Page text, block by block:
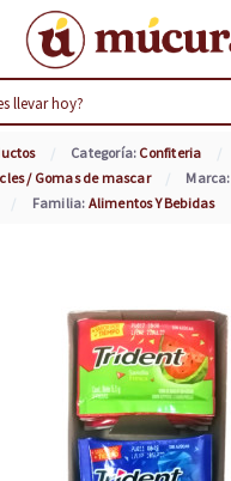
Categoría: Confiteria
/ Gomas de mascar Marca:
Familia: Alimentos Y Bebidas